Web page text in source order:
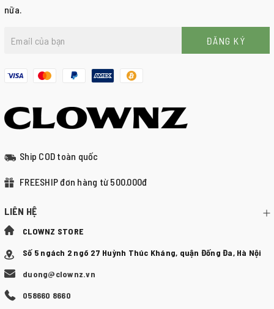
Ship COD toàn quốc
FREESHIP đơn hàng từ 500.000đ
LIÊN HỆ
CLOWNZ STORE
Số 5 ngách 2 ngõ 27 Huỳnh Thúc Kháng, quận Đống Đa, Hà Nội
duong@clownz.vn
058660 8660
nữa.
ĐĂNG KÝ